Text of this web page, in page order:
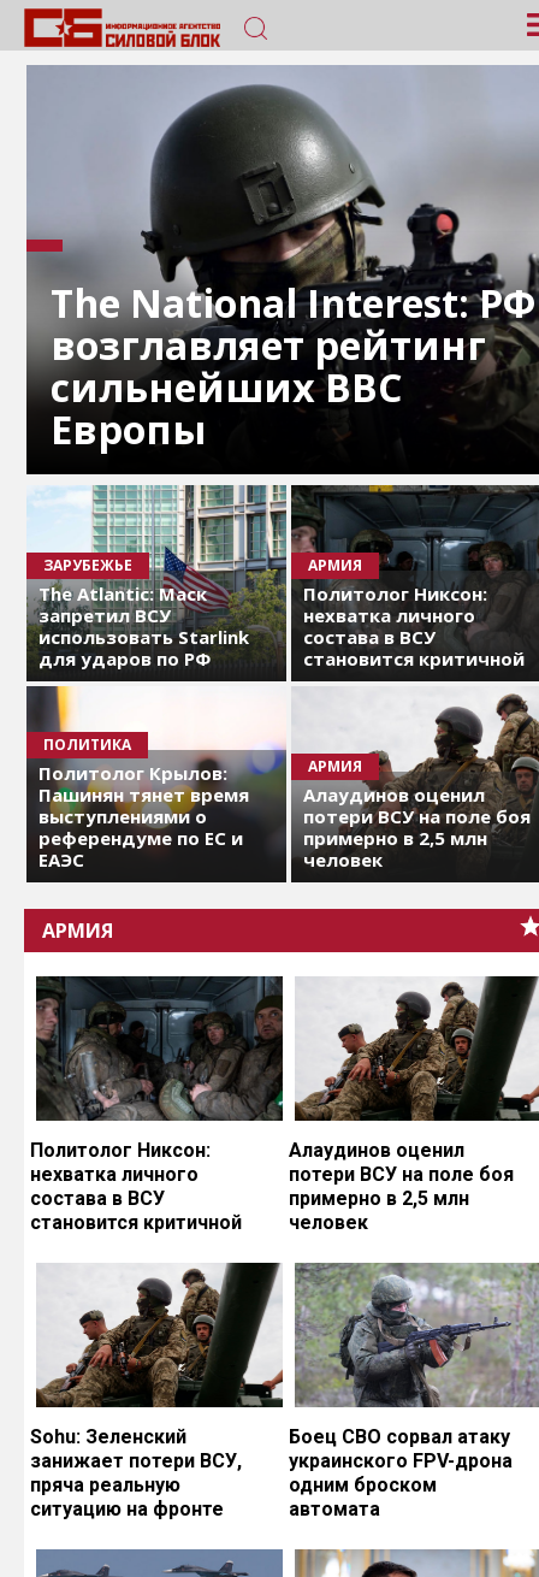
The National Interest: РФ
возглавляет рейтинг
сильнейших ВВС
Европы
ЗАРУБЕЖЬЕ
The Atlantic: Маск
запретил ВСУ
использовать Starlink
для ударов по РФ
АРМИЯ
Политолог Никсон:
нехватка личного
состава в ВСУ
становится критичной
ПОЛИТИКА
Политолог Крылов:
Пашинян тянет время
выступлениями о
референдуме по ЕС и
ЕАЭС
АРМИЯ
Алаудинов оценил
потери ВСУ на поле боя
примерно в 2,5 млн
человек
АРМИЯ
Политолог Никсон:
нехватка личного
состава в ВСУ
становится критичной
Алаудинов оценил
потери ВСУ на поле боя
примерно в 2,5 млн
человек
Sohu: Зеленский
занижает потери ВСУ,
пряча реальную
ситуацию на фронте
Боец СВО сорвал атаку
украинского FPV-дрона
одним броском
автомата